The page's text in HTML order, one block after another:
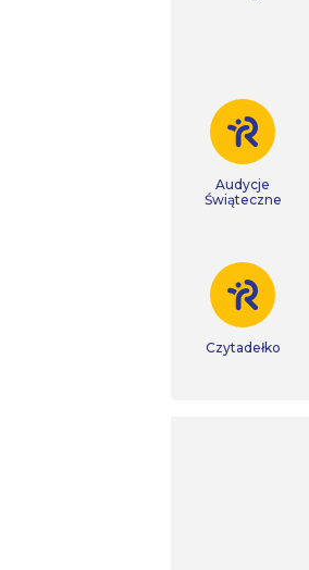
Audycje
Świąteczne
Czytadełko